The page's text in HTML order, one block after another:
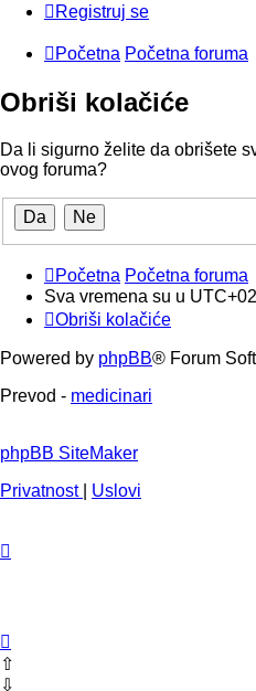
Registruj se
Početna Početna foruma
Obriši kolačiće
Da li sigurno želite da obrišete
ovog foruma?
Početna Početna foruma
Sva vremena su u
Obriši kolačiće
Powered by phpBB® Forum
Prevod - medicinari
phpBB SiteMaker
Privatnost
Uslovi
⇧
⇩